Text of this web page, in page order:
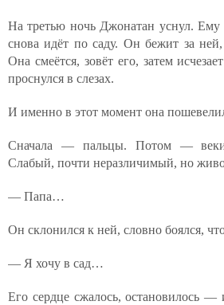
На третью ночь Джонатан уснул.
снова идёт по саду. Он бежит за
Она смеётся, зовёт его, затем
проснулся в слезах.
И именно в этот момент она
Сначала — пальцы. Потом —
Слабый, почти неразличимый, но
— Папа…
Он склонился к ней, словно боялся,
— Я хочу в сад…
Его сердце сжалось, остановилось —